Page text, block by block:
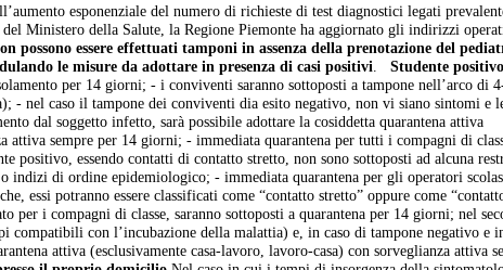
esponenziale del numero di richieste di test diagnostici legati
Ministero della Salute, la Regione Piemonte ha aggiornato gli indirizzi
possono essere effettuati tamponi in assenza della prenotazione del
le misure da adottare in presenza di casi positivi .Studente
per 14 giorni; - i conviventi saranno sottoposti a tampone nell’arco di
- nel caso il tampone dei conviventi dia esito negativo, non vi siano sintomi e
dal soggetto infetto, sarà possibile adottare la cosiddetta quarantena attiva
attiva sempre per 14 giorni; - immediata quarantena per tutti i compagni di
positivo, essendo contatti di contatto stretto, non sono sottoposti ad alcuna
di ordine epidemiologico; - immediata quarantena per gli operatori
essi potranno essere classificati come “contatto stretto” oppure come
per i compagni di classe, saranno sottoposti a quarantena per 14 giorni; nel
compatibili con l’incubazione della malattia) e, in caso di tampone negativo e
attiva (esclusivamente casa-lavoro, lavoro-casa) con sorveglianza attiva